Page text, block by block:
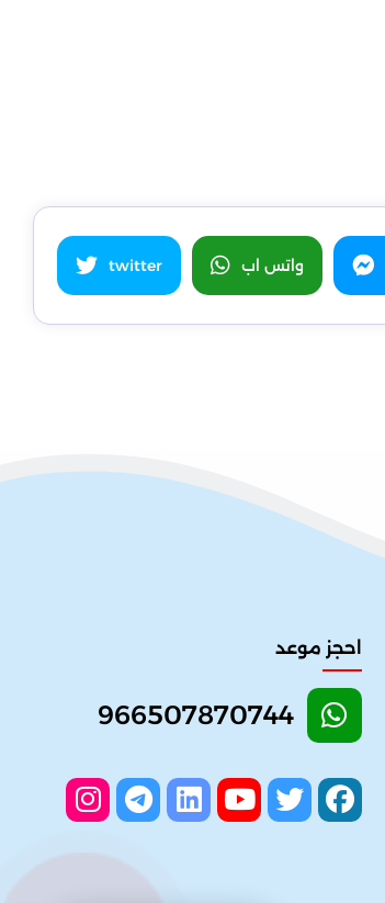
واتس اب twitter
احجز موعد
966507870744